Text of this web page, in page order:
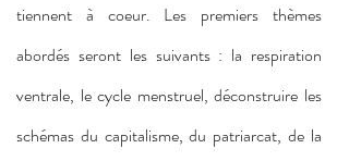
tiennent à coeur. Les premiers thèmes
abordés seront les suivants : la respiration
ventrale, le cycle menstruel, déconstruire les
schémas du capitalisme, du patriarcat, de la